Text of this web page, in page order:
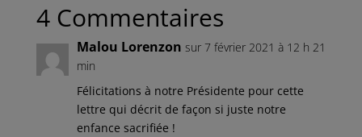
4 Commentaires
Malou Lorenzon sur 7 février 2021 à 12 h 21
min
Félicitations à notre Présidente pour cette
lettre qui décrit de façon si juste notre
enfance sacrifiée !